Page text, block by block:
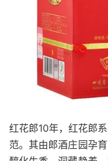
红花郎10年，红花郎
范。其由郎酒庄园孕